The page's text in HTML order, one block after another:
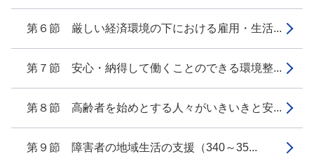
第６節 厳しい経済環境の下における雇用・生活...
第７節 安心・納得して働くことのできる環境整...
第８節 高齢者を始めとする人々がいきいきと安...
第９節 障害者の地域生活の支援（340～35...